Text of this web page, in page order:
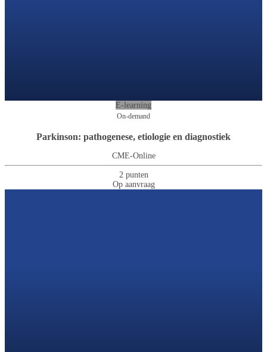
E-learning
On-demand
Parkinson: pathogenese, etiologie en diagnostiek
CME-Online
2 punten
Op aanvraag